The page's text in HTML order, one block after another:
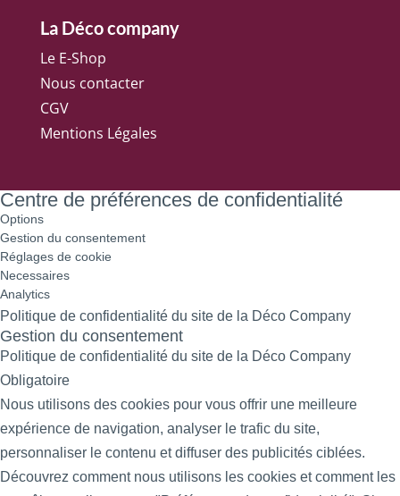
La Déco company
Le E-Shop
Nous contacter
CGV
Mentions Légales
Centre de préférences de confidentialité
Options
Gestion du consentement
Réglages de cookie
Necessaires
Analytics
Politique de confidentialité du site de la Déco Company
Gestion du consentement
Politique de confidentialité du site de la Déco Company
Obligatoire
Nous utilisons des cookies pour vous offrir une meilleure
expérience de navigation, analyser le trafic du site,
personnaliser le contenu et diffuser des publicités ciblées.
Découvrez comment nous utilisons les cookies et comment les